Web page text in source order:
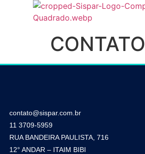
CONTATO
contato@sispar.com.br
11 3709-5959
RUA BANDEIRA PAULISTA, 716
12° ANDAR – ITAIM BIBI